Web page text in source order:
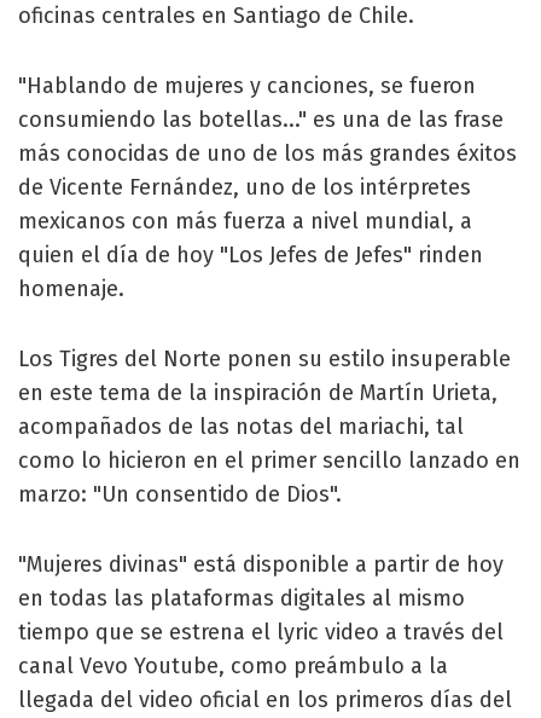
oficinas centrales en Santiago de Chile.
"Hablando de mujeres y canciones, se fueron
consumiendo las botellas..." es una de las frase
más conocidas de uno de los más grandes éxitos
de Vicente Fernández, uno de los intérpretes
mexicanos con más fuerza a nivel mundial, a
quien el día de hoy "Los Jefes de Jefes" rinden
homenaje.
Los Tigres del Norte ponen su estilo insuperable
en este tema de la inspiración de Martín Urieta,
acompañados de las notas del mariachi, tal
como lo hicieron en el primer sencillo lanzado en
marzo: "Un consentido de Dios".
"Mujeres divinas" está disponible a partir de hoy
en todas las plataformas digitales al mismo
tiempo que se estrena el lyric video a través del
canal Vevo Youtube, como preámbulo a la
llegada del video oficial en los primeros días del